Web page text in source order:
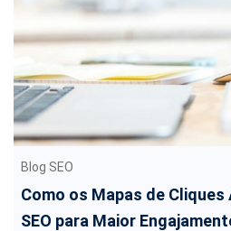
Blog SEO
Como os Mapas de Cliques
SEO para Maior